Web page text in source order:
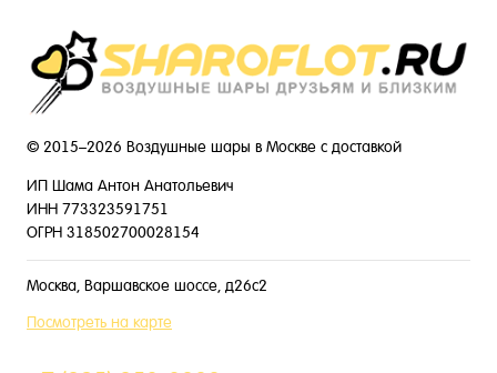
© 2015–2026 Воздушные шары в Москве с доставкой
ИП Шама Антон Анатольевич
ИНН 773323591751
ОГРН 318502700028154
Москва, Варшавское шоссе, д26с2
Посмотреть на карте